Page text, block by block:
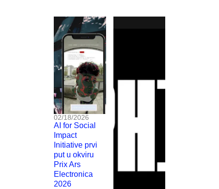
02/18/2026
AI for Social
Impact
Initiative prvi
put u okviru
Prix Ars
Electronica
2026